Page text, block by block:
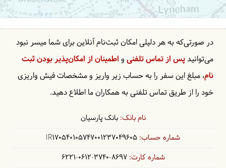
در صورتی‌که به هر دلیلی امکان ثبت‌نام آنلاین برای شما میسر نبود
می‌توانیدپس از تماس تلفنی و اطمینان از امکان‌پذیر بودن ثبت
نام، مبلغ این سفر را به حساب زیر واریز و مشخصات فیش واریزی
خود را از طریق تماس تلفنی به همکاران ما اطلاع دهید.
بانک پارسیان
IR170540105747001237049605
6221-0612-3740-8697